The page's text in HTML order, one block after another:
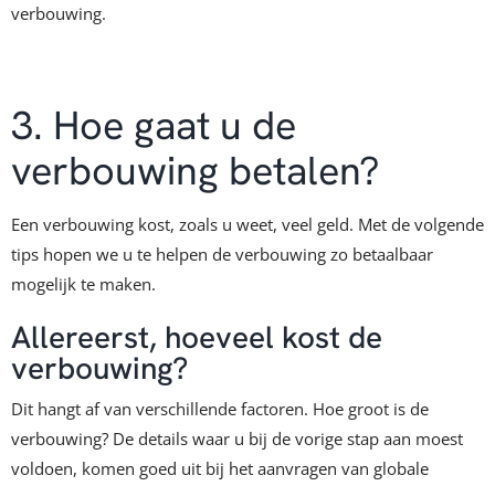
verbouwing.
3. Hoe gaat u de
verbouwing betalen?
Een verbouwing kost, zoals u weet, veel geld. Met de volgende
tips hopen we u te helpen de verbouwing zo betaalbaar
mogelijk te maken.
Allereerst, hoeveel kost de
verbouwing?
Dit hangt af van verschillende factoren. Hoe groot is de
verbouwing? De details waar u bij de vorige stap aan moest
voldoen, komen goed uit bij het aanvragen van globale